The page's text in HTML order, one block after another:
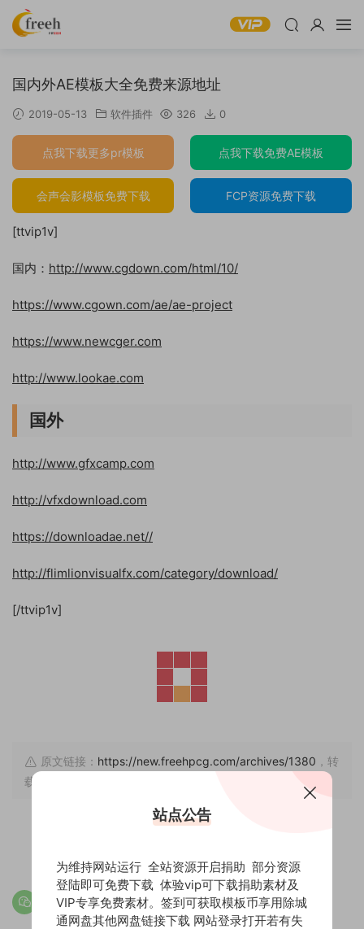
国内外AE模板大全免费来源地址
2019-05-13 软件插件 326 0
点我下载更多pr模板 点我下载免费AE模板
会声会影模板免费下载 FCP资源免费下载
[ttvip1v]
国内： http://www.cgdown.com/html/10/
https://www.cgown.com/ae/ae-project
https://www.newcger.com
http://www.lookae.com
国外
http://www.gfxcamp.com
http://vfxdownload.com
https://downloadae.net//
http://flimlionvisualfx.com/category/download/
[/ttvip1v]
原文链接： https://new.freehpcg.com/archives/1380 ，转
载请注明出处。
站点公告
为维持网站运行 全站资源开启捐助 部分资源
登陆即可免费下载 体验vip可下载捐助素材及
VIP专享免费素材。签到可获取模板币享用除城
通网盘其他网盘链接下载 网站登录打开若有失